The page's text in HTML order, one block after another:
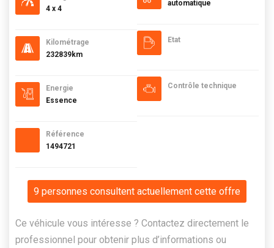
4 x 4
Kilométrage
232839km
Energie
Essence
Référence
1494721
automatique
Etat
Contrôle technique
9 personnes consultent actuellement cette offre
Ce véhicule vous intéresse ? Contactez directement le
professionnel pour obtenir plus d’informations ou